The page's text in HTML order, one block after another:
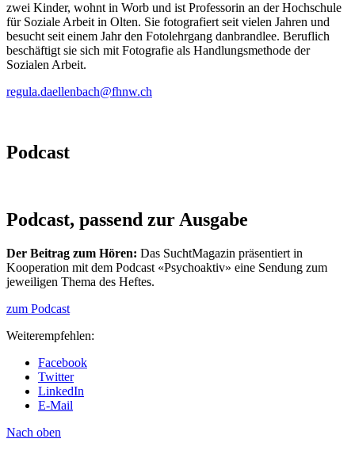
zwei Kinder, wohnt in Worb und ist Professorin an der Hochschule
für Soziale Arbeit in Olten. Sie fotografiert seit vielen Jahren und
besucht seit einem Jahr den Fotolehrgang danbrandlee. Beruflich
beschäftigt sie sich mit Fotografie als Handlungsmethode der
Sozialen Arbeit.
regula.daellenbach@fhnw.ch
Podcast
Podcast, passend zur Ausgabe
Der Beitrag zum Hören: Das SuchtMagazin präsentiert in
Kooperation mit dem Podcast «Psychoaktiv» eine Sendung zum
jeweiligen Thema des Heftes.
zum Podcast
Weiterempfehlen:
Facebook
Twitter
LinkedIn
E-Mail
Nach oben